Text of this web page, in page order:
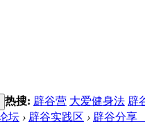
热搜: 辟谷营 大爱健身法 辟
坛 › 辟谷实践区 › 辟谷分享